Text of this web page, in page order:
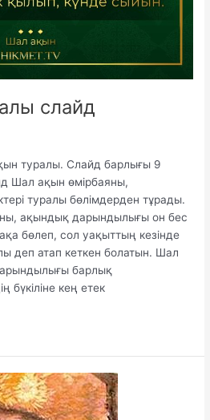
слайд
туралы. Слайд барлығы 9
Шал ақын өмірбаяны,
туралы бөлімдерден тұрады.
ақындық дарындылығы он бес
бөлеп, сол уақыттың кезінде
деп атап кеткен болатын. Шал
барлық
бүкіліне кең етек